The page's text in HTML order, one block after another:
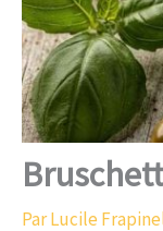
ParLucile